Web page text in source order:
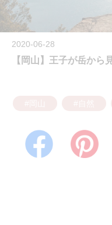
2020-06-28
【岡山】王子が岳から